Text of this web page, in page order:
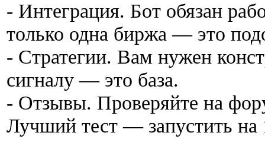
- Интеграция. Бот обязан
только одна биржа — это
- Стратегии. Вам нужен
сигналу — это база.
- Отзывы. Проверяйте на
Лучший тест — запустить на